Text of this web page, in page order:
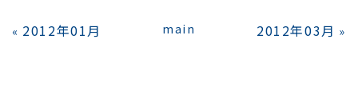
« 2012年01月 main 2012年03月 »